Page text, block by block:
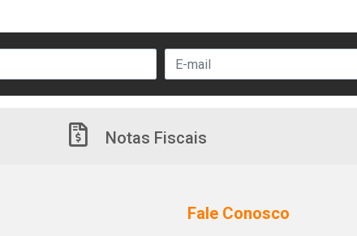
Notas Fiscais
Fale Conosco